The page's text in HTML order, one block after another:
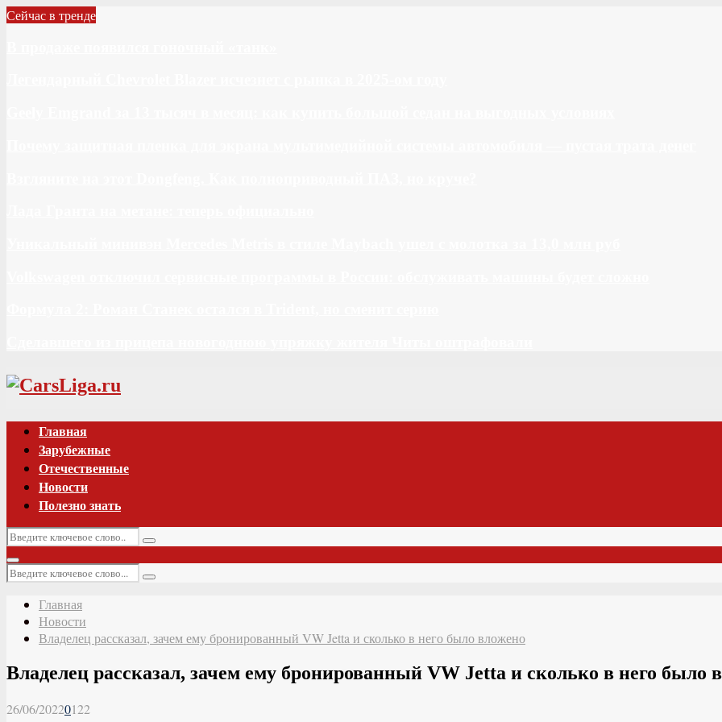
Сейчас в тренде
Vk
Главная
Зарубежные
Отечественные
Новости
Полезно знать
Искать:
Поиск
Основное
меню
Искать:
Поиск
Главная
Новости
Владелец рассказал, зачем ему бронированный VW Jetta и сколько в него было вложено
Владелец рассказал, зачем ему бронированный VW Jetta и сколько в него было
26/06/20220122